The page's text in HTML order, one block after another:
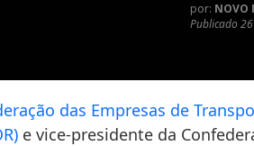
por:
Publicado
das Empresas de
e vice-presidente da